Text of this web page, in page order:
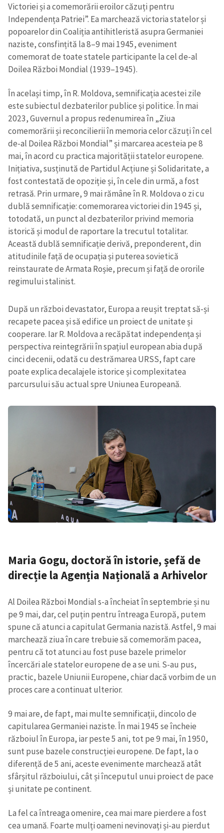
Victoriei și a comemorării eroilor căzuți pentru
Independența Patriei”. Ea marchează victoria statelor și
popoarelor din Coaliția antihitleristă asupra Germaniei
naziste, consfințită la 8–9 mai 1945, eveniment
comemorat de toate statele participante la cel de-al
Doilea Război Mondial (1939–1945).
În același timp, în R. Moldova, semnificația acestei zile
este subiectul dezbaterilor publice și politice. În mai
2023, Guvernul a propus redenumirea în „Ziua
comemorării și reconcilierii în memoria celor căzuți în cel
de-al Doilea Război Mondial” și marcarea acesteia pe 8
mai, în acord cu practica majorității statelor europene.
Inițiativa, susținută de Partidul Acțiune și Solidaritate, a
fost contestată de opoziție și, în cele din urmă, a fost
retrasă. Prin urmare, 9 mai rămâne în R. Moldova o zi cu
dublă semnificație: comemorarea victoriei din 1945 și,
totodată, un punct al dezbaterilor privind memoria
istorică și modul de raportare la trecutul totalitar.
Această dublă semnificație derivă, preponderent, din
atitudinile față de ocupația și puterea sovietică
reinstaurate de Armata Roșie, precum și față de ororile
regimului stalinist.
După un război devastator, Europa a reușit treptat să-și
recapete pacea și să edifice un proiect de unitate și
cooperare. Iar R. Moldova a recăpătat independența și
perspectiva reintegrării în spațiul european abia după
cinci decenii, odată cu destrămarea URSS, fapt care
poate explica decalajele istorice și complexitatea
parcursului său actual spre Uniunea Europeană.
Maria Gogu, doctoră în istorie, șefă de
direcție la Agenția Națională a Arhivelor
Al Doilea Război Mondial s-a încheiat în septembrie și nu
pe 9 mai, dar, cel puțin pentru întreaga Europă, putem
spune că atunci a capitulat Germania nazistă. Astfel, 9 mai
marchează ziua în care trebuie să comemorăm pacea,
pentru că tot atunci au fost puse bazele primelor
încercări ale statelor europene de a se uni. S-au pus,
practic, bazele Uniunii Europene, chiar dacă vorbim de un
proces care a continuat ulterior.
9 mai are, de fapt, mai multe semnificații, dincolo de
capitularea Germaniei naziste. În mai 1945 se încheie
războiul în Europa, iar peste 5 ani, tot pe 9 mai, în 1950,
sunt puse bazele construcției europene. De fapt, la o
diferență de 5 ani, aceste evenimente marchează atât
sfârșitul războiului, cât și începutul unui proiect de pace
și unitate pe continent.
La fel ca întreaga omenire, cea mai mare pierdere a fost
cea umană. Foarte mulți oameni nevinovați și-au pierdut